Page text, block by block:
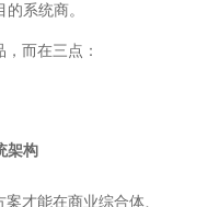
系统商。
而在三点：
架构
才能在商业综合体、